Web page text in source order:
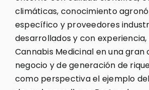
climáticas, conocimiento
específico y proveedores
desarrollados y con
Cannabis Medicinal en una
negocio y de generación de
como perspectiva el ejemplo